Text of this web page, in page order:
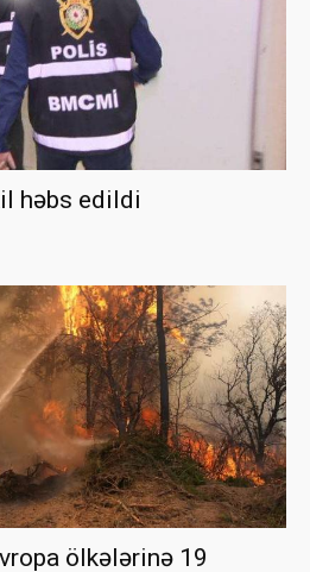
həbs edildi
ölkələrinə 19